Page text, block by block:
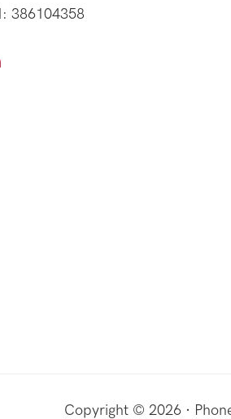
386104358
Copyright © 2026 ·